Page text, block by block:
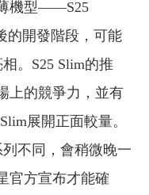
機型——S25
的開發階段，可能
。S25 Slim的推
上的競爭力，並有
展開正面較量。
不同，會稍微晚一
官方宣布才能確